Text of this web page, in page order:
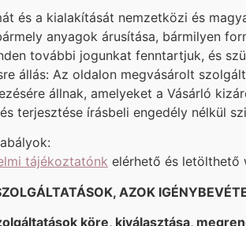
és a kialakítását nemzetközi és
anyagok árusítása, bármilyen
további jogunkat fenntartjuk, és
állás: Az oldalon megvásárolt
állnak, amelyeket a Vásárló
terjesztése írásbeli engedély nélkül
tájékoztatónk elérhető és letölthető
AZOK
köre, kiválasztása,